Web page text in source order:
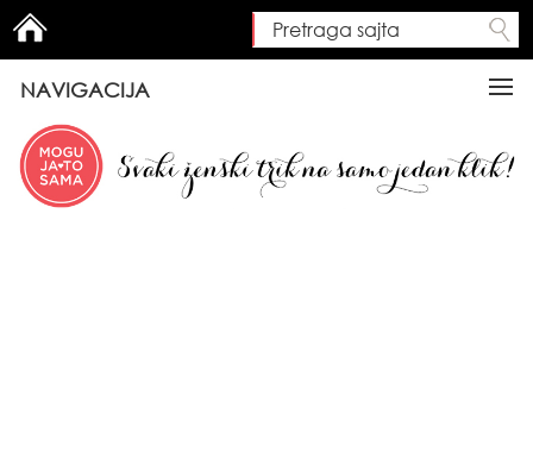
Search form
Pretraga sajta
NAVIGACIJA